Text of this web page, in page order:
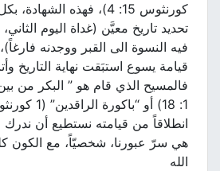
كورنثوس 15: 4)، فهذه الشهادة،
تحديد تاريخ معيَّن (غداة اليوم
فيه النسوة الى القبر ووجدنه فارغاً)،
قيامة يسوع استبَقت نهاية التاريخ وأتت
فالمسيح الذي قام هو ” البكر من
انطلاقاً من قيامته نستطيع أن ندرك
هي سرّ عبورنا، شخصيّاً، مع الكون
الله